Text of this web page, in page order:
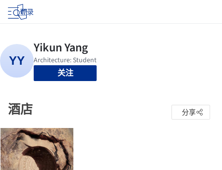
登录
关注
酒店 分享